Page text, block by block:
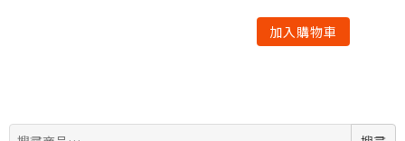
加入購物車
搜